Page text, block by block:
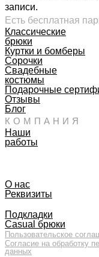
записи.
Есть бесплатная
Классические
брюки
Куртки и бомберы
Сорочки
Свадебные
костюмы
Подарочные
Отзывы
Блог
КОМПАНИЯ
Наши
работы
О нас
Реквизиты
Подкладки
Casual брюки
Пользовательское
Согласие на обработку
данных